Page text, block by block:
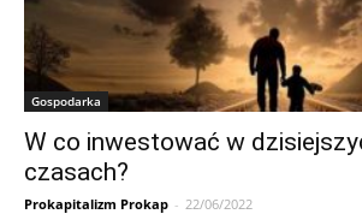
Gospodarka
W co inwestować w
czasach?
Prokapitalizm Prokap - 22/06/2022